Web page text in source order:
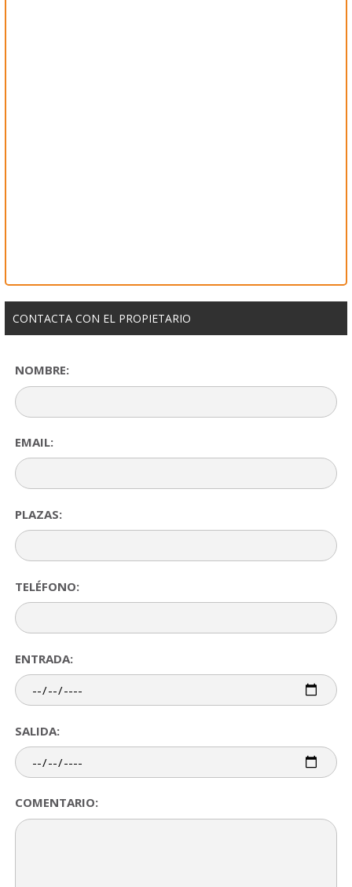
CONTACTA CON EL PROPIETARIO
NOMBRE:
EMAIL:
PLAZAS:
TELÉFONO:
ENTRADA:
SALIDA:
COMENTARIO: